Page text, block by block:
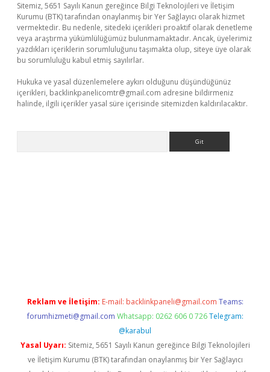
Sitemiz, 5651 Sayılı Kanun gereğince Bilgi Teknolojileri ve İletişim
Kurumu (BTK) tarafından onaylanmış bir Yer Sağlayıcı olarak hizmet
vermektedir. Bu nedenle, sitedeki içerikleri proaktif olarak denetleme
veya araştırma yükümlülüğümüz bulunmamaktadır. Ancak, üyelerimiz
yazdıkları içeriklerin sorumluluğunu taşımakta olup, siteye üye olarak
bu sorumluluğu kabul etmiş sayılırlar.
Hukuka ve yasal düzenlemelere aykırı olduğunu düşündüğünüz
içerikleri, backlinkpanelicomtr@gmail.com adresine bildirmeniz
halinde, ilgili içerikler yasal süre içerisinde sitemizden kaldırılacaktır.
Reklam ve İletişim: E-mail: backlinkpaneli@gmail.com Teams:
forumhizmeti@gmail.com Whatsapp: 0262 606 0 726 Telegram:
@karabul
Yasal Uyarı: Sitemiz, 5651 Sayılı Kanun gereğince Bilgi Teknolojileri
ve İletişim Kurumu (BTK) tarafından onaylanmış bir Yer Sağlayıcı